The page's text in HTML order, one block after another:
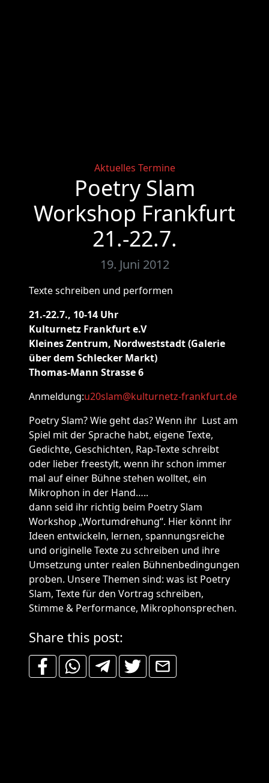
Categories
Aktuelles Termine
Poetry Slam
Workshop Frankfurt
21.-22.7.
19. Juni 2012
Texte schreiben und performen
21.-22.7., 10-14 Uhr
Kulturnetz Frankfurt e.V
Kleines Zentrum, Nordweststadt (Galerie
über dem Schlecker Markt)
Thomas-Mann Strasse 6
Anmeldung:u20slam@kulturnetz-frankfurt.de
Poetry Slam? Wie geht das? Wenn ihr Lust am
Spiel mit der Sprache habt, eigene Texte,
Gedichte, Geschichten, Rap-Texte schreibt
oder lieber freestylt, wenn ihr schon immer
mal auf einer Bühne stehen wolltet, ein
Mikrophon in der Hand…..
dann seid ihr richtig beim Poetry Slam
Workshop „Wortumdrehung“. Hier könnt ihr
Ideen entwickeln, lernen, spannungsreiche
und originelle Texte zu schreiben und ihre
Umsetzung unter realen Bühnenbedingungen
proben. Unsere Themen sind: was ist Poetry
Slam, Texte für den Vortrag schreiben,
Stimme & Performance, Mikrophonsprechen.
Share this post: